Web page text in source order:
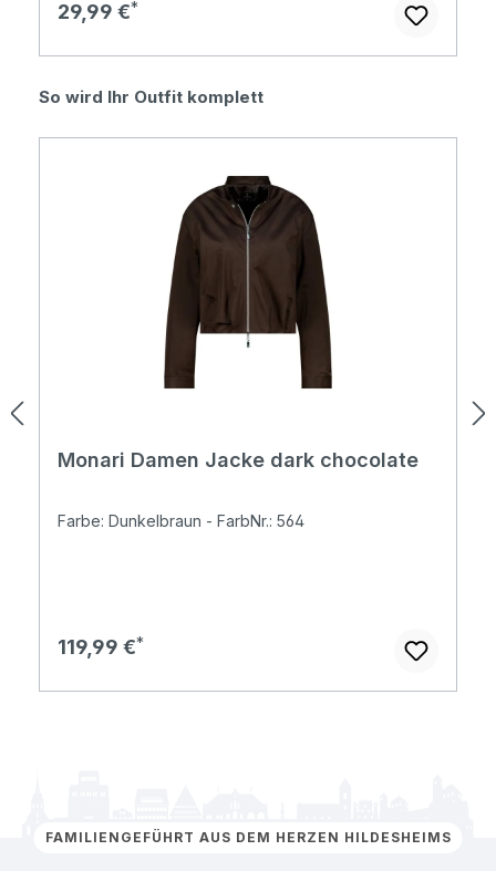
Regulärer Preis:
29,99 €
Produktgalerie überspringen
So wird Ihr Outfit komplett
Monari Damen Jacke dark chocolate
Farbe: Dunkelbraun - FarbNr.: 564
Regulärer Preis:
119,99 €
FAMILIENGEFÜHRT AUS DEM HERZEN HILDESHEIMS